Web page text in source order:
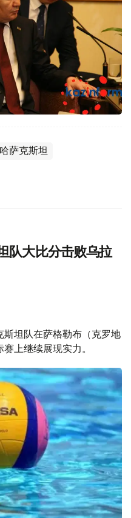
哈萨克斯坦
队大比分击败乌拉
斯坦队在萨格勒布（克罗地
上继续展现实力。